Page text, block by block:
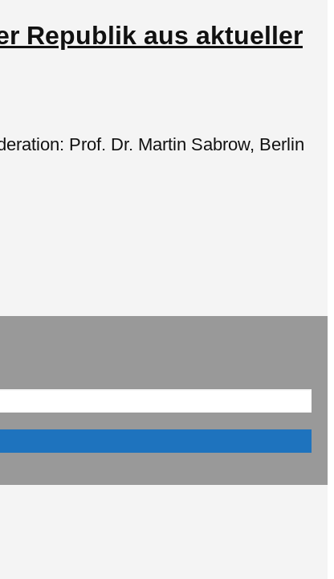
Republik aus aktueller
Prof. Dr. Martin Sabrow, Berlin